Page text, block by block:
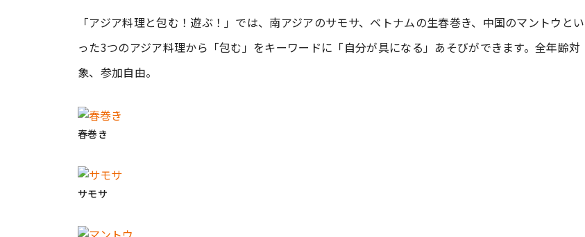
「アジア料理と包む！遊ぶ！」では、南アジアのサモサ、ベトナムの生春巻き、中国のマントウとい
った3つのアジア料理から「包む」をキーワードに「自分が具になる」あそびができます。全年齢対
象、参加自由。
春巻き
サモサ